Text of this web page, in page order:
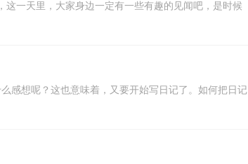
一天里，大家身边一定有一些有趣的见闻吧，是时候
感想呢？这也意味着，又要开始写日记了。如何把日记